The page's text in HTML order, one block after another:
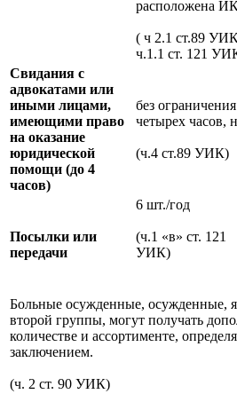
расположена
( ч 2.1 ст.89
ч.1.1 ст. 121
Свидания с
адвокатами или
иными лицами,
имеющими право
на оказание
юридической
помощи (до 4
часов)
без
четырех часов,
(ч.4 ст.89 УИК)
Посылки или
передачи
6 шт./год
(ч.1 «в» ст. 121
УИК)
Больные осужденные, осужденные,
второй группы, могут получать
количестве и ассортименте,
заключением.
(ч. 2 ст. 90 УИК)